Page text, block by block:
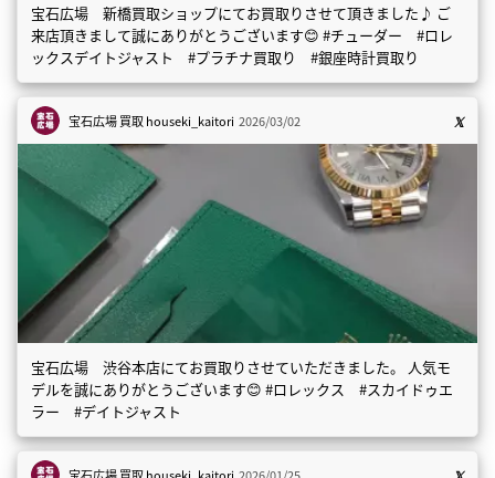
宝石広場 新橋買取ショップにてお買取りさせて頂きました♪ ご
来店頂きまして誠にありがとうございます😊 #チューダー #ロレ
ックスデイトジャスト #プラチナ買取り #銀座時計買取り
宝石広場 買取houseki_kaitori 2026/03/02
宝石広場 渋谷本店にてお買取りさせていただきました。 人気モ
デルを誠にありがとうございます😊 #ロレックス #スカイドゥエ
ラー #デイトジャスト
宝石広場 買取houseki_kaitori 2026/01/25